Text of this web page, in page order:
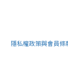
隱私權政策與會員條